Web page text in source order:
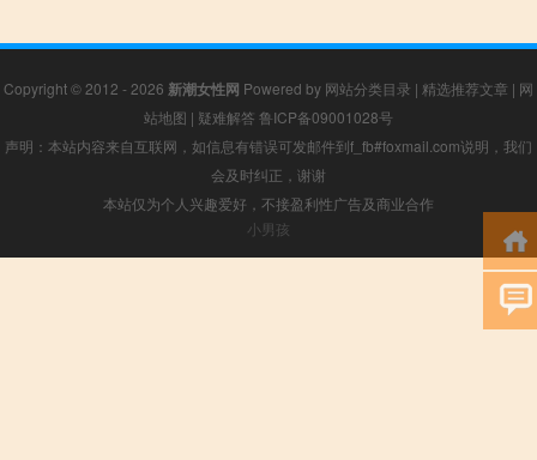
Copyright © 2012 - 2026 新潮女性网 Powered by 网站分类目录 | 精选推荐文章 | 网
站地图 | 疑难解答 鲁ICP备09001028号
声明：本站内容来自互联网，如信息有错误可发邮件到f_fb#foxmail.com说明，我们
会及时纠正，谢谢
本站仅为个人兴趣爱好，不接盈利性广告及商业合作
小男孩